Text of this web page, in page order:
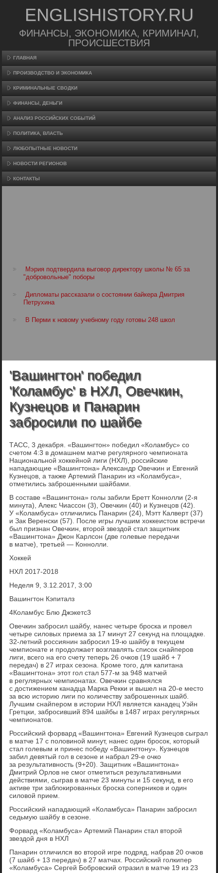
ENGLISHISTORY.RU
ФИНАНСЫ, ЭКОНОМИКА, КРИМИНАЛ,
ПРОИСШЕСТВИЯ
ГЛАВНАЯ
ПРОИЗВΟДСТВО И ЭКОНОМИКА
КРИМИНАЛЬНЫЕ СВОДКИ
ФИНАНСЫ, ДЕНЬГИ
АНАЛИЗ РОССИЙСКИХ СОБЫТИЙ
ПОЛИТИКА, ВЛАСТЬ
ЛЮБОПЫТНЫЕ НОВОСТИ
НОВОСТИ РЕГИОНОВ
КОНТАКТЫ
Мэрия подтвердила выговор директору школы № 65 за
"добровольные" поборы
Дипломаты рассказали о состоянии байкера Дмитрия
Петрухина
В Перми к новому учебному году готовы 248 школ
'Вашингтон' победил
'Коламбус' в НХЛ, Овечкин,
Кузнецов и Панарин
забросили по шайбе
ТАСС, 3 декабря. «Вашингтон» победил «Коламбус» со
счетом 4:3 в домашнем матче регулярного чемпионата
Национальной хоккейной лиги (НХЛ), российские
нападающие «Вашингтона» Александр Овечкин и Евгений
Кузнецов, а также Артемий Панарин из «Коламбуса»,
отметились заброшенными шайбами.
В составе «Вашингтона» голы забили Бретт Коннолли (2-я
минута), Алекс Чиассон (3), Овечкин (40) и Кузнецов (42).
У «Коламбуса» отличились Панарин (24), Мэтт Калверт (37)
и Зак Веренски (57). После игры лучшим хоккеистом встречи
был признан Овечкин, второй звездой стал защитник
«Вашингтона» Джон Карлсон (две голевые передачи
в матче), третьей — Коннолли.
Хоккей
НХЛ 2017-2018
Неделя 9, 3.12.2017, 3:00
Вашингтон Кэпиталз
4Коламбус Блю Джэкетс3
Овечкин забросил шайбу, нанес четыре броска и провел
четыре силовых приема за 17 минут 27 секунд на площадке.
32-летний россиянин забросил 19-ю шайбу в текущем
чемпионате и продолжает возглавлять список снайперов
лиги, всего на его счету теперь 26 очков (19 шайб + 7
передач) в 27 играх сезона. Кроме того, для капитана
«Вашингтона» этот гол стал 577-м за 948 матчей
в регулярных чемпионатах. Овечкин сравнялся
с достижением канадца Марка Рекки и вышел на 20-е место
за всю историю лиги по количеству заброшенных шайб.
Лучшим снайпером в истории НХЛ является канадец Уэйн
Гретцки, забросивший 894 шайбы в 1487 играх регулярных
чемпионатов.
Российский форвард «Вашингтона» Евгений Кузнецов сыграл
в матче 17 с половиной минут, нанес один бросок, который
стал голевым и принес победу «Вашингтону». Кузнецов
забил девятый гол в сезоне и набрал 29-е очко
за результативность (9+20). Защитник «Вашингтона»
Дмитрий Орлов не смог отметиться результативными
действиями, сыграв в матче 23 минуты и 15 секунд, в его
активе три заблокированных броска соперников и один
силовой прием.
Российский нападающий «Коламбуса» Панарин забросил
седьмую шайбу в сезоне.
Форвард «Коламбуса» Артемий Панарин стал второй
звездой дня в НХЛ
Панарин отличился во второй игре подряд, набрав 20 очков
(7 шайб + 13 передач) в 27 матчах. Российский голкипер
«Коламбуса» Сергей Бобровский отразил в матче 19 из 23